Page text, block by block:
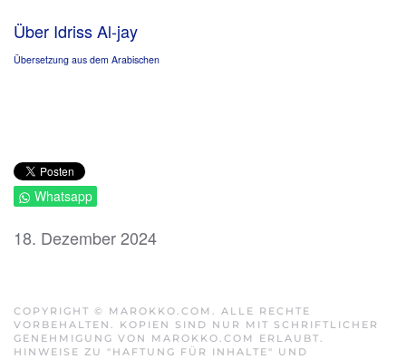
Über Idriss Al-jay
Übersetzung aus dem Arabischen
Whatsapp
18. Dezember 2024
COPYRIGHT © MAROKKO.COM. ALLE RECHTE
VORBEHALTEN. KOPIEN SIND NUR MIT SCHRIFTLICHER
GENEHMIGUNG VON MAROKKO.COM ERLAUBT.
HINWEISE ZU "HAFTUNG FÜR INHALTE" UND